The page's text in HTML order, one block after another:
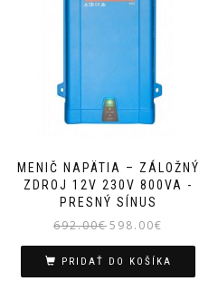
MENIČ NAPÄTIA – ZÁLOŽNÝ
ZDROJ 12V 230V 800VA -
PRESNÝ SÍNUS
692.00€Pôvodná
cena
bola:
692.00€.
598.00€
cena
je:
598.00€.
PRIDAŤ DO KOŠÍKA